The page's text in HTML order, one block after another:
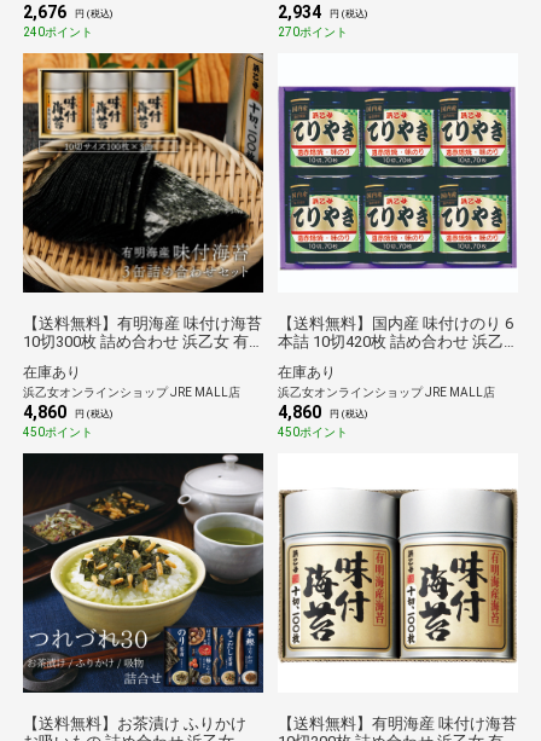
2,676 円 (税込)
240ポイント
2,934 円 (税込)
270ポイント
【送料無料】有明海産 味付け海苔
10切300枚 詰め合わせ 浜乙女 有
在庫あり
浜乙女オンラインショップ JRE MALL店
4,860 円 (税込)
450ポイント
【送料無料】国内産 味付けのり 6
本詰 10切420枚 詰め合わせ 浜乙
在庫あり
浜乙女オンラインショップ JRE MALL店
4,860 円 (税込)
450ポイント
【送料無料】お茶漬け ふりかけ
【送料無料】有明海産 味付け海苔